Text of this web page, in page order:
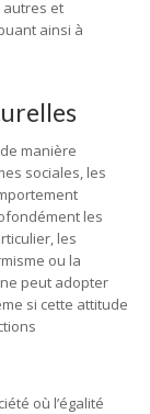
autres et
ainsi à
manière
sociales, les
les
les
ou la
peut adopter
si cette attitude
où l’égalité